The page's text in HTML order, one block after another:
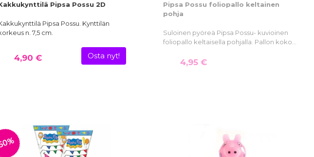
Pipsa Possu 2D
Pipsa Possu. Kynttilän
n. 7,5 cm.
4,90 € Osta nyt!
Pipsa Possu foliopallo keltainen
pohja
Suloinen pyöreä Pipsa Possu- kuvioinen
foliopallo keltaisella pohjalla. Pallon koko…
4,95 €